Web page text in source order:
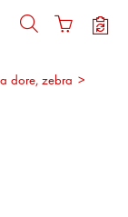
dore, zebra >